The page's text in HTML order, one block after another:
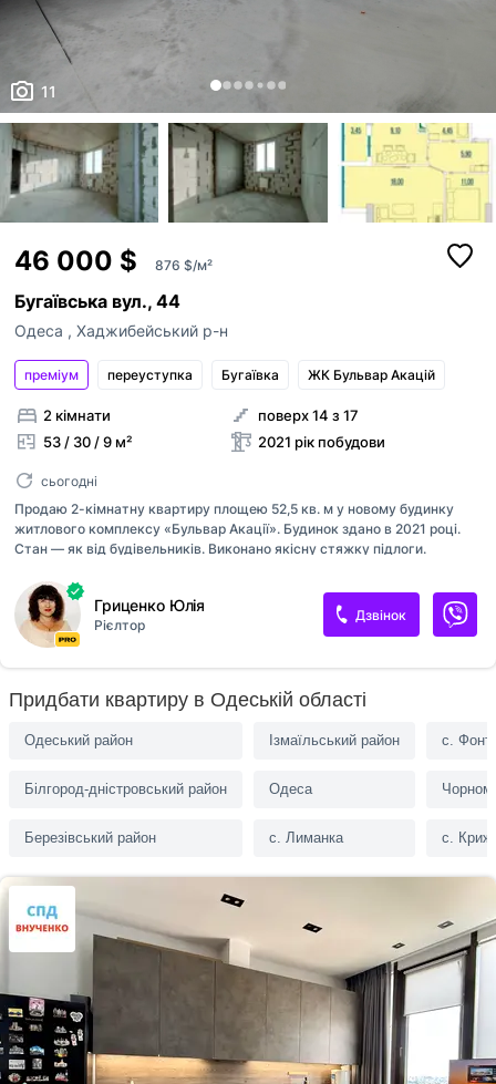
11
46 000 $ 876 $/м²
Бугаївська вул., 44
Одеса , Хаджибейський р-н
преміум переуступка Бугаївка ЖК Бульвар Акацій
2 кімнати
53 / 30 / 9 м²
поверх 14 з 17
2021 рік побудови
сьогодні
Продаю 2-кімнатну квартиру площею 52,5 кв. м у новому будинку
житлового комплексу «Бульвар Акації». Будинок здано в 2021 році.
Стан — як від будівельників. Виконано якісну стяжку підлоги.
вхідні двері. Батареї опалення встановлені та підключені. У зимовий
період опалення будинку здійснюється за допомогою автономної
дахової котельні. У пішій доступності від новобудови знаходяться
супермаркети «Таврія» та «Ідеал», АТБ, Савицький та Дюковський
парки. Поруч розташовані поштове відділення, кафе, салони,
банківські установи, аптеки та лікарня. У сусідньому кварталі є
школа та дитячий садок. Транспортна розв'язка дозволяє швидко
Гриценко Юлія
Рієлтор
Дзвінок
Придбати квартиру в Одеській області
Одеський район
Білгород-дністровський район
Березівський район
Ізмаїльський район
Одеса
с. Лиманка
с.
с.